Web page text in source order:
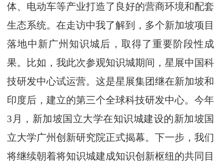
体、电动车等产业打造了良好的营商环境和配套
生态系统。在走访中我了解到，多个新加坡项目
落地中新广州知识城后，取得了重要阶段性成
果。比如，我此次参观知识城期间，星展中国科
技研发中心试运营。这是星展集团继在新加坡和
印度后，建立的第三个全球科技研发中心。今年
3月，新加坡国立大学在知识城建设的新加坡国
立大学广州创新研究院正式揭幕。下一步，我们
将继续朝着将知识城建成知识创新枢纽的共同目